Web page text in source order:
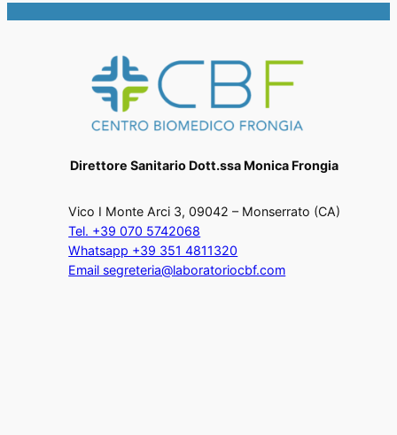
Direttore Sanitario Dott.ssa Monica Frongia
Vico I Monte Arci 3, 09042 – Monserrato (CA)
Tel. +39 070 5742068
Whatsapp +39 351 4811320
Email segreteria@laboratoriocbf.com